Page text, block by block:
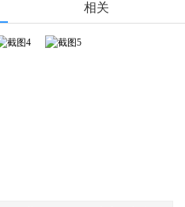
相关